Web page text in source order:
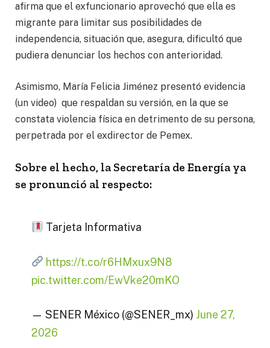
afirma que el exfuncionario aprovechó que ella es
migrante para limitar sus posibilidades de
independencia, situación que, asegura, dificultó que
pudiera denunciar los hechos con anterioridad.
Asimismo, María Felicia Jiménez presentó evidencia
(un video) que respaldan su versión, en la que se
constata violencia física en detrimento de su persona,
perpetrada por el exdirector de Pemex.
Sobre el hecho, la Secretaría de Energía ya
se pronunció al respecto:
Tarjeta Informativa
https://t.co/r6HMxux9N8
pic.twitter.com/EwVke20mKO
— SENER México (@SENER_mx) June 27,
2026